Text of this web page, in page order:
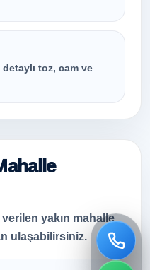
toz, cam ve
yakın mahalle
ulaşabilirsiniz.